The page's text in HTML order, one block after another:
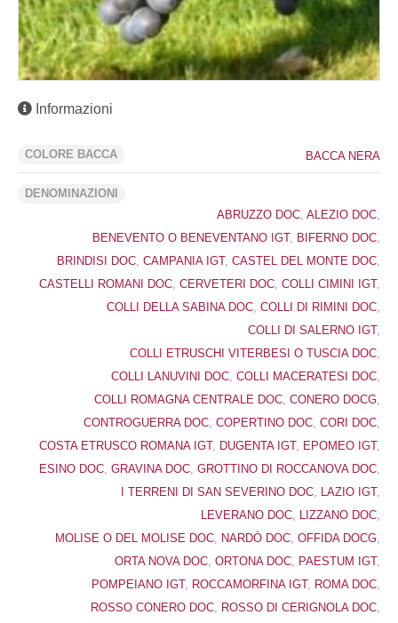
Informazioni
COLORE BACCA BACCA NERA
DENOMINAZIONI
ABRUZZO DOC, ALEZIO DOC,
BENEVENTO O BENEVENTANO IGT, BIFERNO DOC,
BRINDISI DOC, CAMPANIA IGT, CASTEL DEL MONTE DOC,
CASTELLI ROMANI DOC, CERVETERI DOC, COLLI CIMINI IGT,
COLLI DELLA SABINA DOC, COLLI DI RIMINI DOC,
COLLI DI SALERNO IGT,
COLLI ETRUSCHI VITERBESI O TUSCIA DOC,
COLLI LANUVINI DOC, COLLI MACERATESI DOC,
COLLI ROMAGNA CENTRALE DOC, CONERO DOCG,
CONTROGUERRA DOC, COPERTINO DOC, CORI DOC,
COSTA ETRUSCO ROMANA IGT, DUGENTA IGT, EPOMEO IGT,
ESINO DOC, GRAVINA DOC, GROTTINO DI ROCCANOVA DOC,
I TERRENI DI SAN SEVERINO DOC, LAZIO IGT,
LEVERANO DOC, LIZZANO DOC,
MOLISE O DEL MOLISE DOC, NARDÒ DOC, OFFIDA DOCG,
ORTA NOVA DOC, ORTONA DOC, PAESTUM IGT,
POMPEIANO IGT, ROCCAMORFINA IGT, ROMA DOC,
ROSSO CONERO DOC, ROSSO DI CERIGNOLA DOC,